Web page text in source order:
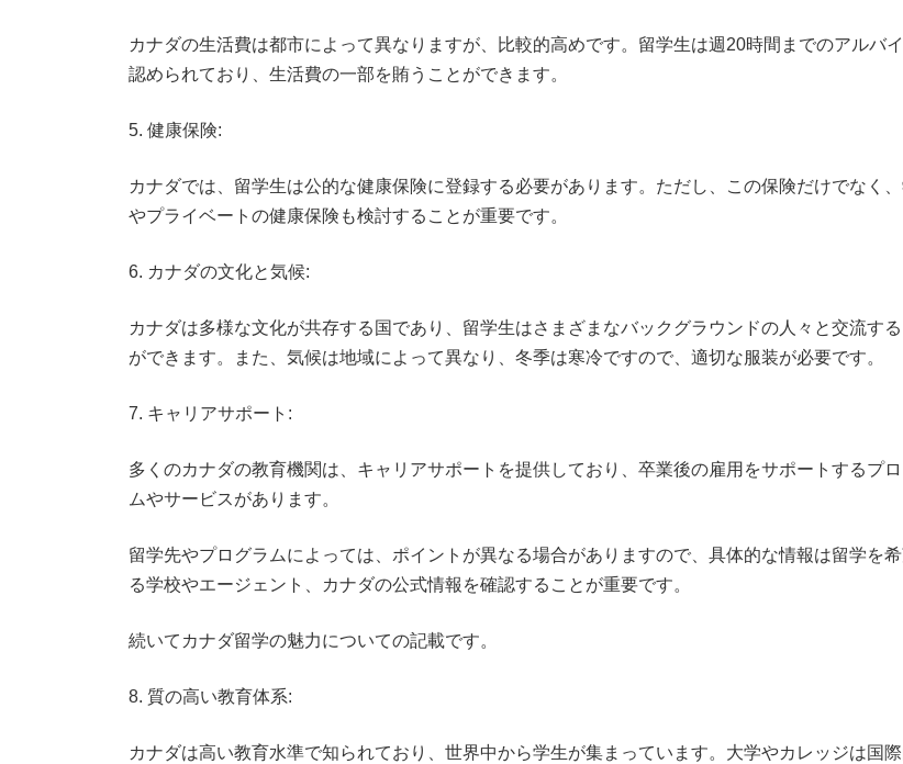
カナダの生活費は都市によって異なりますが、比較的高めです。留学生は週20時間までのアルバ
認められており、生活費の一部を賄うことができます。
5. 健康保険:
カナダでは、留学生は公的な健康保険に登録する必要があります。ただし、この保険だけでなく
やプライベートの健康保険も検討することが重要です。
6. カナダの文化と気候:
カナダは多様な文化が共存する国であり、留学生はさまざまなバックグラウンドの人々と交流する
ができます。また、気候は地域によって異なり、冬季は寒冷ですので、適切な服装が必要です。
7. キャリアサポート:
多くのカナダの教育機関は、キャリアサポートを提供しており、卒業後の雇用をサポートするプ
ムやサービスがあります。
留学先やプログラムによっては、ポイントが異なる場合がありますので、具体的な情報は留学を
る学校やエージェント、カナダの公式情報を確認することが重要です。
続いてカナダ留学の魅力についての記載です。
8. 質の高い教育体系:
カナダは高い教育水準で知られており、世界中から学生が集まっています。大学やカレッジは国